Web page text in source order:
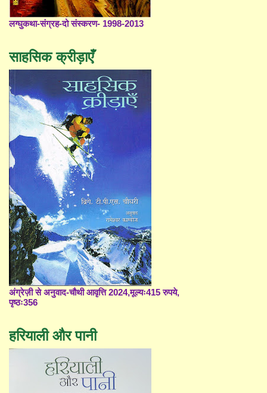
लग्घुकथा-संग्रह-दो संस्करण- 1998-2013
साहसिक क्रीड़ाएँ
अंग्रेज़ी से अनुवाद-चौथी आवृत्ति 2024,मूल्यः415 रुपये,
पृष्ठः356
हरियाली और पानी